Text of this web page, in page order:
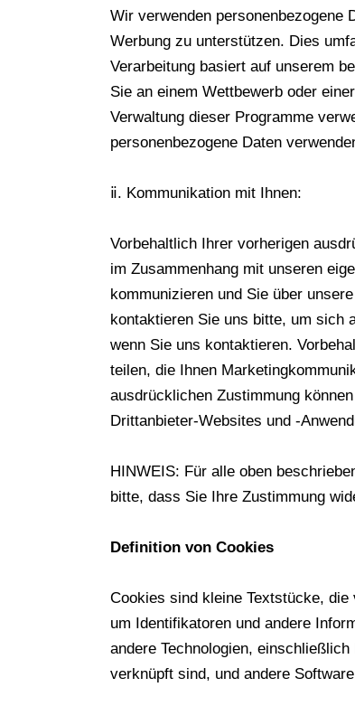
Wir verwenden personenbezogene
Werbung zu unterstützen. Dies
Verarbeitung basiert auf unserem
Sie an einem Wettbewerb oder
Verwaltung dieser Programme
personenbezogene Daten
ⅱ. Kommunikation mit Ihnen:
Vorbehaltlich Ihrer vorherigen
im Zusammenhang mit unseren
kommunizieren und Sie über
kontaktieren Sie uns bitte, um sich
wenn Sie uns kontaktieren.
teilen, die Ihnen
ausdrücklichen Zustimmung
Drittanbieter-Websites und -
HINWEIS: Für alle oben
bitte, dass Sie Ihre Zustimmung
Definition von Cookies
Cookies sind kleine Textstücke,
um Identifikatoren und andere
andere Technologien,
verknüpft sind, und andere